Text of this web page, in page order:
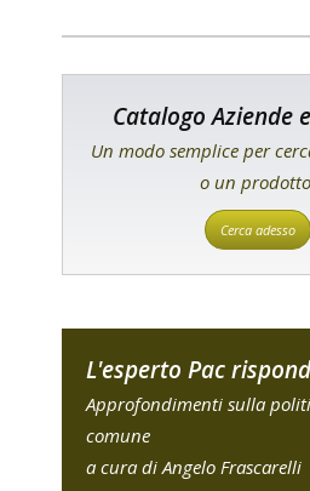
Catalogo Aziende
Un modo semplice per
o un
Cerca adesso
L'esperto Pac
Approfondimenti sulla
comune
a cura di Angelo Frascarelli